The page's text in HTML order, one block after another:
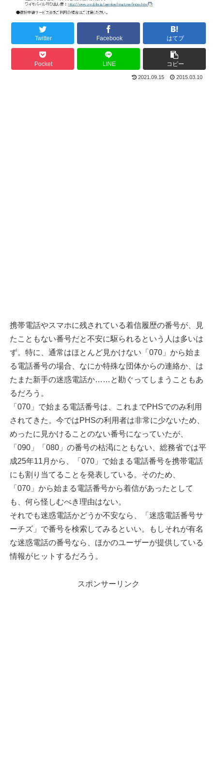
Twitter Facebook はてブ
Pocket LINE コピー
2021.09.15 2015.03.10
携帯電話やスマホに残されている着信履歴の番号が、見
たこともない番号だと不安に駆られるという人は多いは
ず。特に、通常はほとんど見かけない「070」から始ま
る電話番号の場合、なにか特殊な団体からの連絡か、は
たまた新手の迷惑電話か……と勘ぐってしまうこともあ
るだろう。
「070」で始まる電話番号は、これまでPHSでのみ利用
されてきた。今ではPHSの利用者は非常に少ないため、
めったに見かけることのない番号になっていたが、
「090」「080」の番号の枯渇にともない、総務省では平
成25年11月から、「070」で始まる電話番号を携帯電話
にも割り当てることを発表している。そのため、
「070」から始まる電話番号から着信があったとして
も、何ら怪しむべき理由はない。
それでも迷惑電話かどうか不安なら、「迷惑電話番号サ
ーチズ」で番号を検索してみるといい。もしそれが有名
な迷惑電話の番号なら、ほかのユーザーが提供している
情報がヒットするだろう。
スポンサーリンク